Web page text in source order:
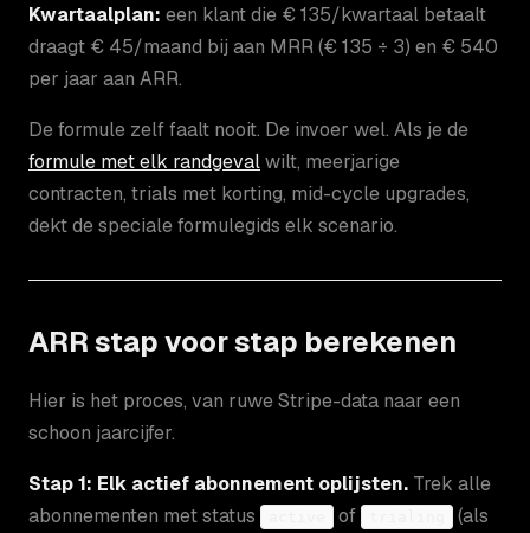
Kwartaalplan: een klant die € 135/kwartaal betaalt
draagt € 45/maand bij aan MRR (€ 135 ÷ 3) en € 540
per jaar aan ARR.
De formule zelf faalt nooit. De invoer wel. Als je de
formule met elk randgevalwilt, meerjarige
contracten, trials met korting, mid-cycle upgrades,
dekt de speciale formulegids elk scenario.
ARR stap voor stap berekenen
Hier is het proces, van ruwe Stripe-data naar een
schoon jaarcijfer.
Stap 1: Elk actief abonnement oplijsten. Trek alle
abonnementen met status
of
(als